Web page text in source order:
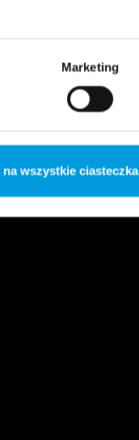
Marketing
na wszystkie ciasteczka